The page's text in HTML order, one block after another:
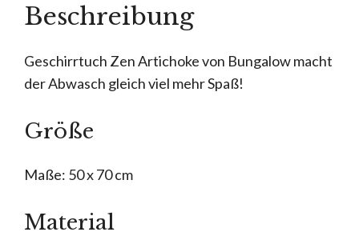
Beschreibung
Geschirrtuch Zen Artichoke von Bungalow macht
der Abwasch gleich viel mehr Spaß!
Größe
Maße: 50 x 70 cm
Material